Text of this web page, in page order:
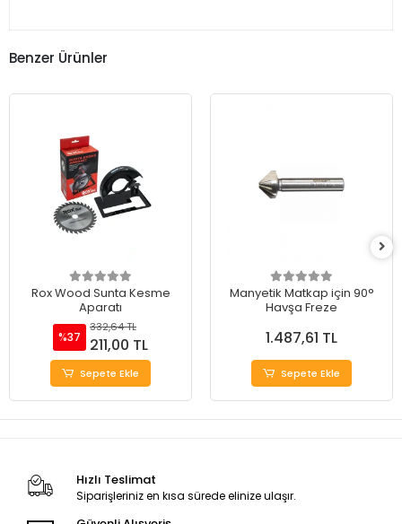
Benzer Ürünler
Rox Wood Sunta Kesme
Aparatı
%37
332,64 TL
211,00 TL
Sepete Ekle
Manyetik Matkap için 90°
Havşa Freze
1.487,61 TL
Sepete Ekle
Hızlı Teslimat
Siparişleriniz en kısa sürede elinize ulaşır.